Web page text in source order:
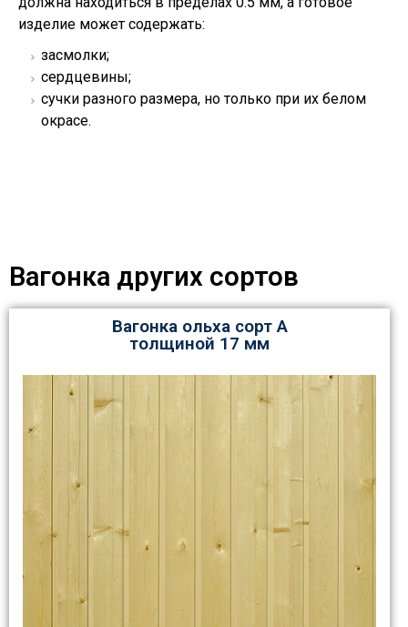
изделие может содержать:
засмолки;
сердцевины;
сучки разного размера, но только при их белом
окрасе.
Вагонка других сортов
Вагонка ольха сорт А
толщиной 17 мм